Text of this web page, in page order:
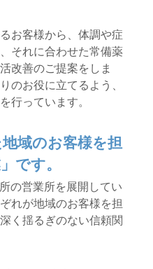
お客様から、体調や症
それに合わせた常備薬
改善のご提案をしま
のお役に立てるよう、
行っています。
域のお客様を担
です。
の営業所を展開してい
れが地域のお客様を担
く揺るぎのない信頼関